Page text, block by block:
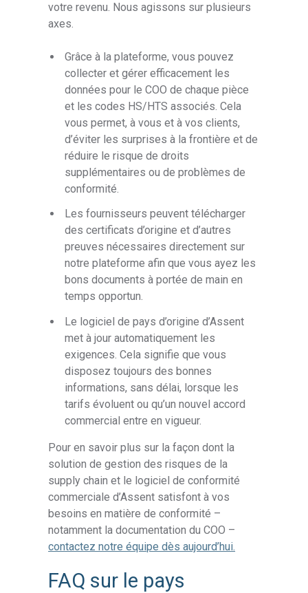
votre revenu. Nous agissons sur plusieurs
axes.
Grâce à la plateforme, vous pouvez
collecter et gérer efficacement les
données pour le COO de chaque pièce
et les codes HS/HTS associés. Cela
vous permet, à vous et à vos clients,
d’éviter les surprises à la frontière et de
réduire le risque de droits
supplémentaires ou de problèmes de
conformité.
Les fournisseurs peuvent télécharger
des certificats d’origine et d’autres
preuves nécessaires directement sur
notre plateforme afin que vous ayez les
bons documents à portée de main en
temps opportun.
Le logiciel de pays d’origine d’Assent
met à jour automatiquement les
exigences. Cela signifie que vous
disposez toujours des bonnes
informations, sans délai, lorsque les
tarifs évoluent ou qu’un nouvel accord
commercial entre en vigueur.
Pour en savoir plus sur la façon dont la
solution de gestion des risques de la
supply chain et le logiciel de conformité
commerciale d’Assent satisfont à vos
besoins en matière de conformité –
notamment la documentation du COO –
contactez notre équipe dès aujourd’hui.
FAQ sur le pays